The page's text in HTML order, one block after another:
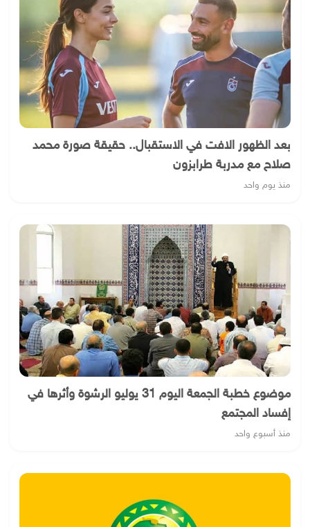
بعد الظهور الافت في الاستقبال.. حقيقة صورة محمد
صلاح مع مدربة طرابزون
منذ يوم واحد
موضوع خطبة الجمعة اليوم 31 يوليو الرشوة وأثرها في
إفساد المجتمع
منذ أسبوع واحد